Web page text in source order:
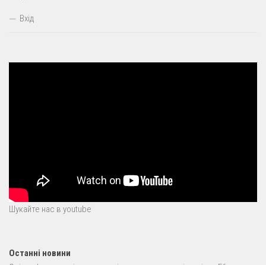
Вхід
Шукайте нас в youtube
Останні новини